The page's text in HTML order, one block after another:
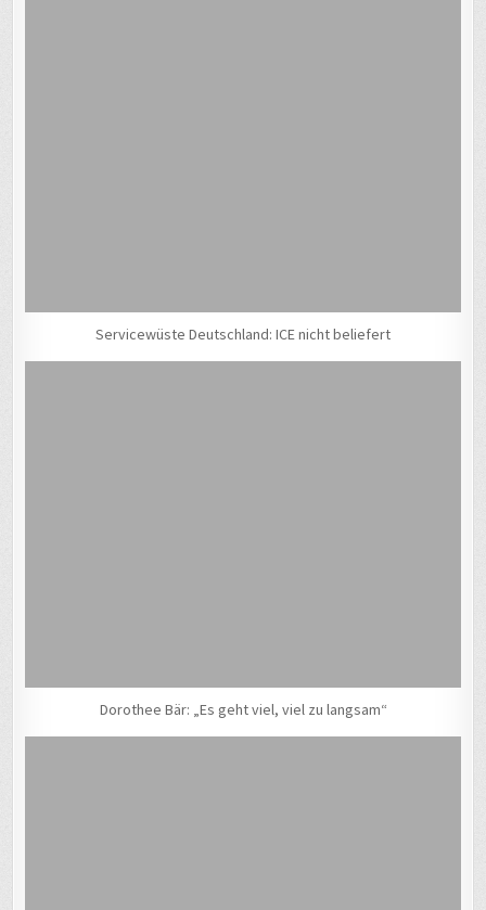
Servicewüste Deutschland: ICE nicht beliefert
Dorothee Bär: „Es geht viel, viel zu langsam“